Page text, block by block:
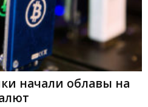
начали облавы на